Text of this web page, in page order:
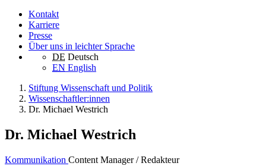
Kontakt
Karriere
Presse
Über uns in leichter Sprache
DE Deutsch
EN English
Stiftung Wissenschaft und Politik
Wissenschaftler:innen
Dr. Michael Westrich
Dr. Michael Westrich
Kommunikation Content Manager / Redakteur